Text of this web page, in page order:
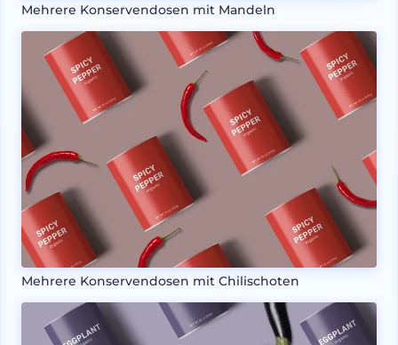
Mehrere Konservendosen mit Mandeln
Mehrere Konservendosen mit Chilischoten